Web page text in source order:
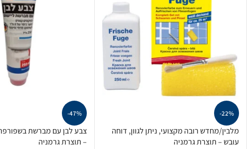
-22%
מלבין/מחדש רובה מקצועי, ניתן לגוון, דוחה
עובש – תוצרת גרמניה
-47%
צבע לבן עם מברשת
– תוצרת גרמניה